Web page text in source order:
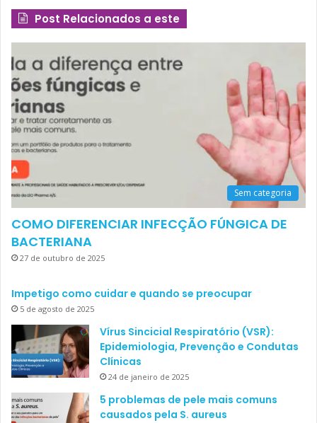
Post Relacionados a este
Sem categoria
COMO DIFERENCIAR INFECÇÃO FÚNGICA DE
BACTERIANA
27 de outubro de 2025
Impetigo como cuidar e quando se preocupar
5 de agosto de 2025
Vírus Sincicial Respiratório (VSR):
Epidemiologia, Prevenção e Condutas
Clínicas
24 de janeiro de 2025
5 problemas de pele mais comuns
causados pela S. aureus